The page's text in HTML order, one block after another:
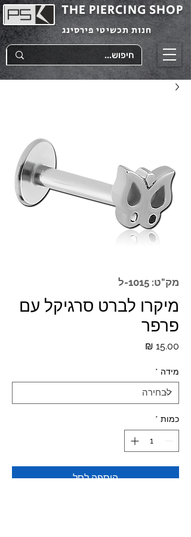
THE PIERCING SHOP
חנות תכשיטי פירסינג
מק"ט: 1015-ל
מיקרו לברט סרגיקל עם
פרפר
מידה *
כמות *
הוספה לסל